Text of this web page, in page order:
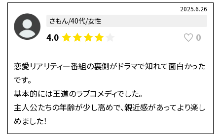
2025.6.26
さもん/40代/女性
4.0 0
恋愛リアリティー番組の裏側がドラマで知れて面白かった
です。
基本的には王道のラブコメディでした。
主人公たちの年齢が少し高めで、親近感があってより楽し
めました！